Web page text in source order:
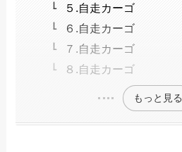
５.自走カーゴ
６.自走カーゴ
７.自走カーゴ
８.自走カーゴ
もっと見る